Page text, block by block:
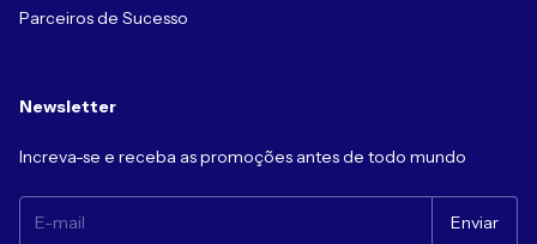
Parceiros de Sucesso
Newsletter
Increva-se e receba as promoções antes de todo mundo